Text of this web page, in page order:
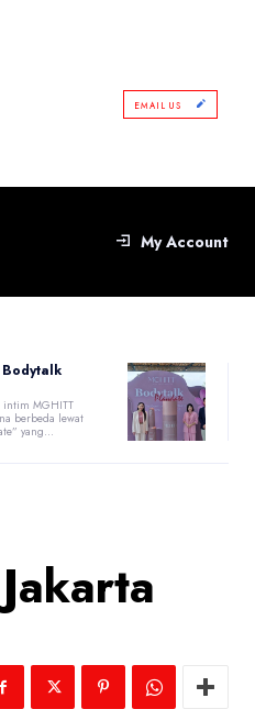
EMAIL US
My Account
intim MGHITT
berbeda lewat
yang...